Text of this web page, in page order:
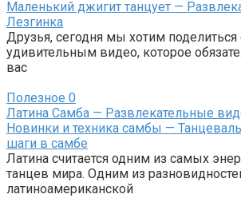
Маленький джигит танцует —
Лезгинка
Друзья, сегодня мы хотим
удивительным видео, которое
вас
Полезное 0
Латина Самба — Развлекательные
Новинки и техника самбы —
шаги в самбе
Латина считается одним из самых
танцев мира. Одним из
латиноамериканской